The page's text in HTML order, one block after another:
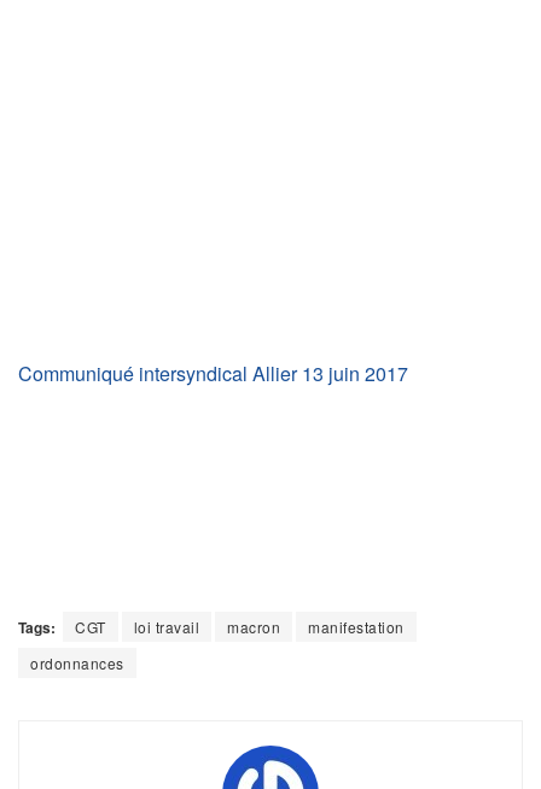
Communiqué intersyndical Allier 13 juin 2017
Tags: CGT loi travail macron
manifestation
ordonnances